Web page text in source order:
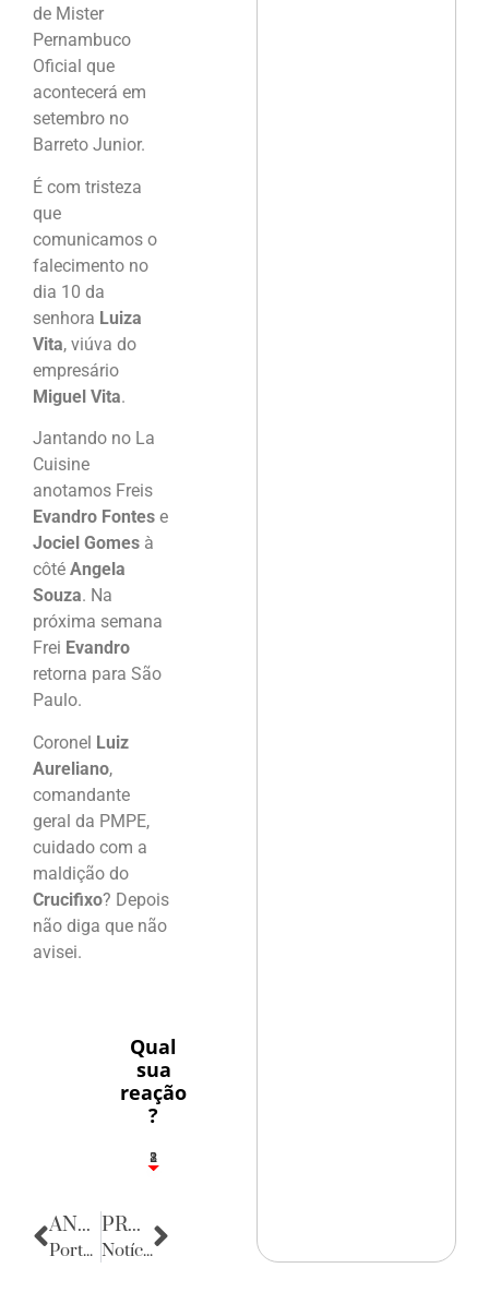
de Mister
Pernambuco
Oficial que
acontecerá em
setembro no
Barreto Junior.
É com tristeza
que
comunicamos o
falecimento no
dia 10 da
senhora Luiza
Vita, viúva do
empresário
Miguel Vita.
Jantando no La
Cuisine
anotamos Freis
Evandro Fontes e
Jociel Gomes à
côté Angela
Souza. Na
próxima semana
Frei Evandro
retorna para São
Paulo.
Coronel Luiz
Aureliano,
comandante
geral da PMPE,
cuidado com a
maldição do
Crucifixo? Depois
não diga que não
avisei.
Qual
sua
reação
?
1
2
8
ANTERIOR
Porta Retratos
PRÓXIMA
Notícias da Caserna